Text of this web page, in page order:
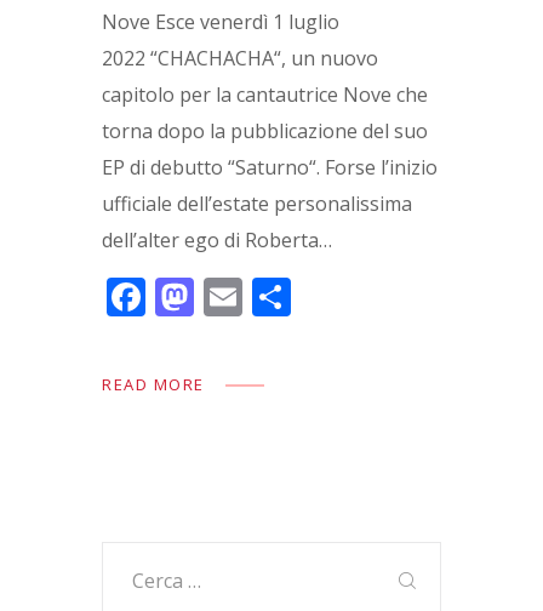
Nove Esce venerdì 1 luglio
2022 “CHACHACHA“, un nuovo
capitolo per la cantautrice Nove che
torna dopo la pubblicazione del suo
EP di debutto “Saturno“. Forse l’inizio
ufficiale dell’estate personalissima
dell’alter ego di Roberta…
F
e
M
to
E
ai
READ MORE
per: